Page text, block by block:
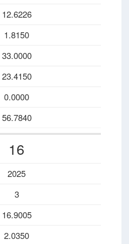
12.6226
1.8150
33.0000
23.4150
0.0000
56.7840
16
2025
3
16.9005
2.0350